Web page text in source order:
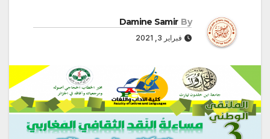
By
Damine Samir
فبراير 3, 2021